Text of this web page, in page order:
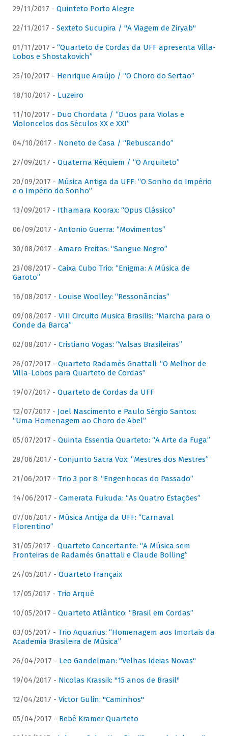
29/11/2017 - Quinteto Porto Alegre
22/11/2017 - Sexteto Sucupira / "A Viagem de Ziryab"
01/11/2017 - “Quarteto de Cordas da UFF apresenta Villa-
Lobos e Shostakovich”
25/10/2017 - Henrique Araújo / “O Choro do Sertão”
18/10/2017 - Luzeiro
11/10/2017 - Duo Chordata / “Duos para Violas e
Violoncelos dos Séculos XX e XXI”
04/10/2017 - Noneto de Casa / “Rebuscando”
27/09/2017 - Quaterna Réquiem / “O Arquiteto”
20/09/2017 - Música Antiga da UFF: “O Sonho do Império
e o Império do Sonho”
13/09/2017 - Ithamara Koorax: “Opus Clássico”
06/09/2017 - Antonio Guerra: “Movimentos”
30/08/2017 - Amaro Freitas: “Sangue Negro”
23/08/2017 - Caixa Cubo Trio: “Enigma: A Música de
Garoto”
16/08/2017 - Louise Woolley: “Ressonâncias”
09/08/2017 - VIII Circuito Musica Brasilis: “Marcha para o
Conde da Barca”
02/08/2017 - Cristiano Vogas: “Valsas Brasileiras”
26/07/2017 - Quarteto Radamés Gnattali: “O Melhor de
Villa-Lobos para Quarteto de Cordas”
19/07/2017 - Quarteto de Cordas da UFF
12/07/2017 - Joel Nascimento e Paulo Sérgio Santos:
“Uma Homenagem ao Choro de Abel”
05/07/2017 - Quinta Essentia Quarteto: “A Arte da Fuga”
28/06/2017 - Conjunto Sacra Vox: “Mestres dos Mestres”
21/06/2017 - Trio 3 por 8: “Engenhocas do Passado”
14/06/2017 - Camerata Fukuda: “As Quatro Estações”
07/06/2017 - Música Antiga da UFF: “Carnaval
Florentino”
31/05/2017 - Quarteto Concertante: “A Música sem
Fronteiras de Radamés Gnattali e Claude Bolling”
24/05/2017 - Quarteto Françaix
17/05/2017 - Trio Arqué
10/05/2017 - Quarteto Atlântico: “Brasil em Cordas”
03/05/2017 - Trio Aquarius: “Homenagem aos Imortais da
Academia Brasileira de Música”
26/04/2017 - Leo Gandelman: "Velhas Ideias Novas"
19/04/2017 - Nicolas Krassik: "15 anos de Brasil"
12/04/2017 - Victor Gulin: "Caminhos"
05/04/2017 - Bebê Kramer Quarteto